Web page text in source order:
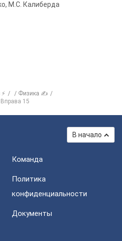
М.С. Калиберда
Физика ✍
Вправа 15
В начало
Команда
Политика
конфиденциальности
Документы